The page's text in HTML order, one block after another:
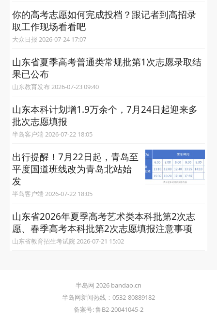
你的高考志愿如何完成投档？跟记者到高招录
取工作现场看看吧
大众日报 2026-07-24 17:07
山东省夏季高考普通类常规批第1次志愿录取结
果已公布
山东教育发布 2026-07-23 09:40
山东本科计划增1.9万余个，7月24日起迎来多
批次志愿填报
半岛客户端 2026-07-22 18:05
出行提醒！7月22日起，青岛至
平度国道班线改为青岛北站始
发
半岛客户端 2026-07-22 18:05
山东省2026年夏季高考艺术类本科批第2次志
愿、春季高考本科批第2次志愿填报注意事项
山东省教育招生考试院 2026-07-21 15:02
半岛网 2026 bandao.cn
半岛网新闻热线：0532-80889182
备案号: 鲁B2-20041045-2